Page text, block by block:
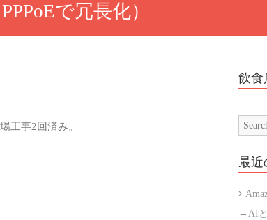
で冗長化）
工事2回済み。
飲食
最近
→AIと